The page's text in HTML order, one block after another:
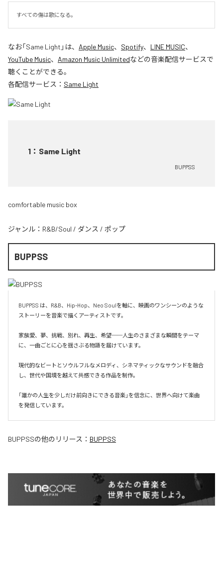
すべての傷は歌になる。
なお「Same Light 」は、 Apple Music、 Spotify、 LINE MUSIC、
YouTube Music、 Amazon Music Unlimitedなどの音楽配信サービスで
聴くことができる。
各配信サービス： Same Light
1 ： Same Light
BUPPSS
comfortable music box
ジャンル： R&B/Soul / ダンス / ポップ
BUPPSS
BUPPSS は、R&B、Hip-Hop、Neo Soulを軸に、映画のワンシーンのような
ストーリーを音楽で描くアーティストです。
家族愛、夢、挑戦、別れ、再生、希望──人生のさまざまな瞬間をテーマ
に、一曲ごとに心を揺さぶる物語を届けています。
現代的なビートとソウルフルなメロディ、シネマティックなサウンドを融合
し、世代や国境を越えて共感できる作品を制作。
「誰かの人生を少しだけ前向きにできる音楽」を信念に、世界へ向けて楽曲
を発信しています。
BUPPSSの他のリリース： BUPPSS